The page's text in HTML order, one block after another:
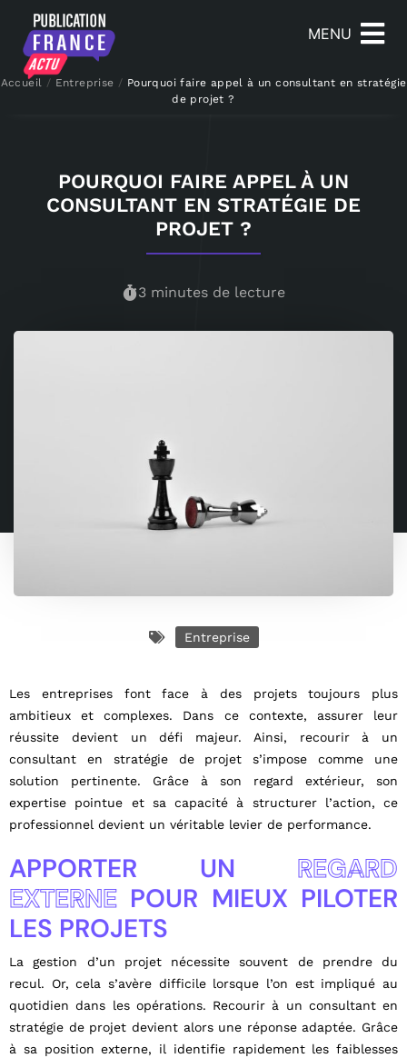
MENU
Accueil / Entreprise / Pourquoi faire appel à un consultant en stratégie
de projet ?
POURQUOI FAIRE APPEL À UN
CONSULTANT EN STRATÉGIE DE
PROJET ?
3 minutes de lecture
Entreprise
Les entreprises font face à des projets toujours plus
ambitieux et complexes. Dans ce contexte, assurer leur
réussite devient un défi majeur. Ainsi, recourir à un
consultant en stratégie de projet s’impose comme une
solution pertinente. Grâce à son regard extérieur, son
expertise pointue et sa capacité à structurer l’action, ce
professionnel devient un véritable levier de performance.
APPORTER UN REGARD
EXTERNE POUR MIEUX PILOTER
LES PROJETS
La gestion d’un projet nécessite souvent de prendre du
recul. Or, cela s’avère difficile lorsque l’on est impliqué au
quotidien dans les opérations. Recourir à un consultant en
stratégie de projet devient alors une réponse adaptée. Grâce
à sa position externe, il identifie rapidement les faiblesses